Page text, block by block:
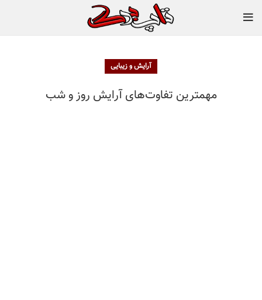
آرایش و زیبایی
مهمترین تفاوت‌های آرایش روز و شب